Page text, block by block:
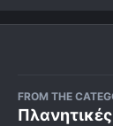
FROM THE